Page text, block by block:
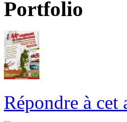
Portfolio
Répondre à cet